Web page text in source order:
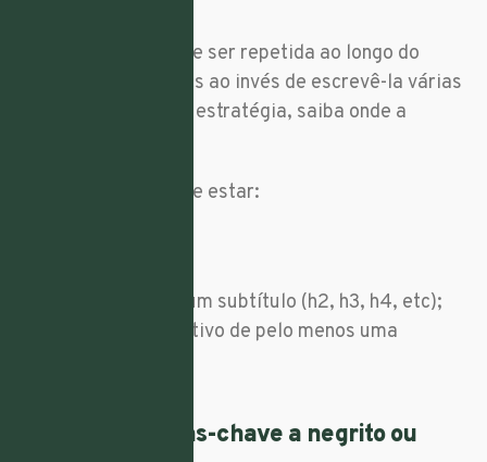
A palavra-chave deve ser repetida ao longo do
, mas ao invés de escrevê-la várias
vezes sem qualquer estratégia, saiba onde a
A palavra-chave deve estar:
Em pelo menos um subtítulo (h2, h3, h4, etc);
No texto alternativo de pelo menos uma
7. Utilize palavras-chave a negrito ou